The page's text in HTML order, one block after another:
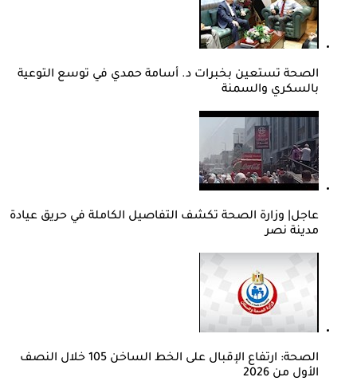
الصحة تستعين بخبرات د. أسامة حمدي في توسع التوعية
بالسكري والسمنة
عاجل| وزارة الصحة تكشف التفاصيل الكاملة في حريق عيادة
مدينة نصر
الصحة: ارتفاع الإقبال على الخط الساخن 105 خلال النصف
الأول من 2026